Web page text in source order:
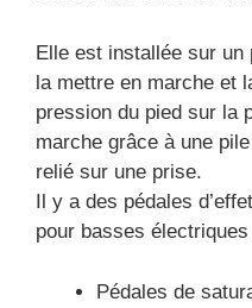
Elle est installée sur un
la mettre en marche et
pression du pied sur la
marche grâce à une
relié sur une prise.
Il y a des pédales
pour basses électriques
Pédales de